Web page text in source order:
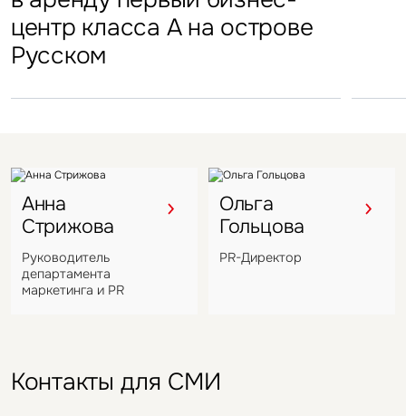
центр класса А на острове
Русском
в отеле Hyatt Regency
Подмосковья перешел
под управление компании
Анна
Стрижова
Руководитель
департамента
маркетинга и PR
Ольга
Гольцова
PR-Директор
Контакты для СМИ